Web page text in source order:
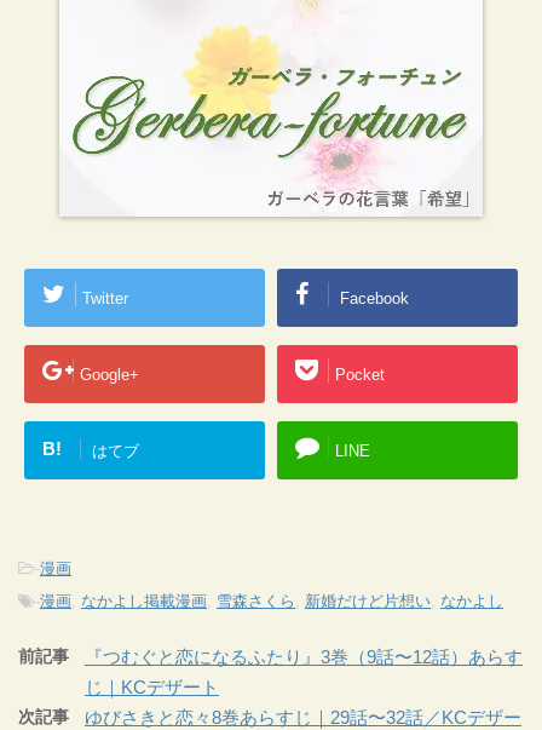
Twitter Facebook
Google+ Pocket
B! はてブ LINE
-漫画
-漫画, なかよし掲載漫画, 雪森さくら , 新婚だけど片想い, なかよし
前記事
『つむぐと恋になるふたり』3巻（9話〜12話）あらす
じ｜KCデザート
次記事
ゆびさきと恋々8巻あらすじ｜29話〜32話／KCデザー